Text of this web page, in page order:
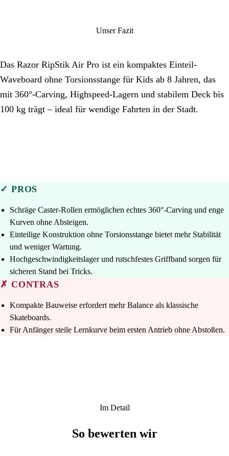
Unser Fazit
Das Razor RipStik Air Pro ist ein kompaktes Einteil-
Waveboard ohne Torsionsstange für Kids ab 8 Jahren, das
mit 360°-Carving, Highspeed-Lagern und stabilem Deck bis
100 kg trägt – ideal für wendige Fahrten in der Stadt.
✓ PROS
Schräge Caster-Rollen ermöglichen echtes 360°-Carving und enge
Kurven ohne Absteigen.
Einteilige Konstruktion ohne Torsionsstange bietet mehr Stabilität
und weniger Wartung.
Hochgeschwindigkeitslager und rutschfestes Griffband sorgen für
sicheren Stand bei Tricks.
✗ CONTRAS
Kompakte Bauweise erfordert mehr Balance als klassische
Skateboards.
Für Anfänger steile Lernkurve beim ersten Antrieb ohne Abstoßen.
Im Detail
So bewerten wir